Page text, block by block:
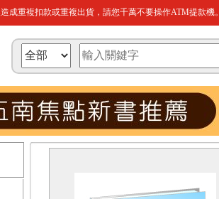
成重複扣款或重複出貨，請您千萬不要操作ATM提款機。